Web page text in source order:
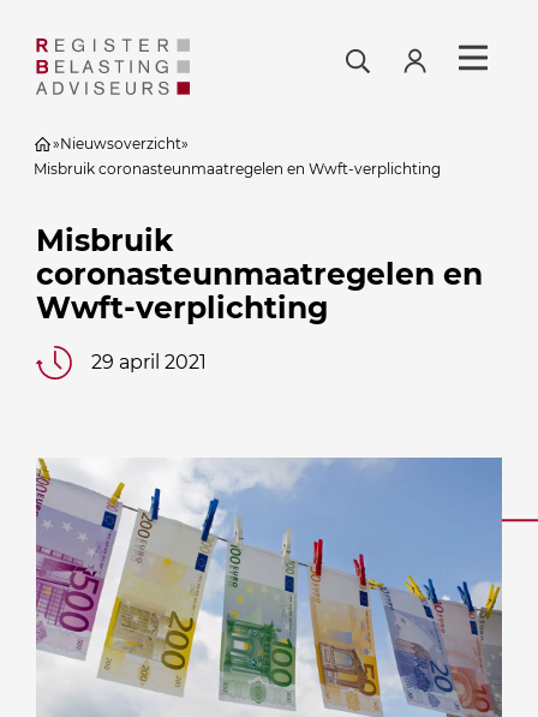
»Nieuwsoverzicht»
Misbruik coronasteunmaatregelen en Wwft-verplichting
Misbruik
coronasteunmaatregelen en
Wwft-verplichting
29 april 2021